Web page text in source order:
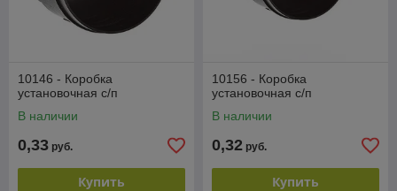
10146 - Коробка
установочная с/п
В наличии
0,33 руб.
Купить
10156 - Коробка
установочная с/п
В наличии
0,32 руб.
Купить